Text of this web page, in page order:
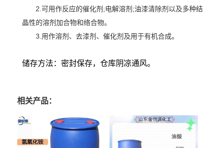
2.可用作反应的催化剂;电解溶剂;油漆清除剂以及多种结
晶性的溶剂加合物和络合物。
3.用作溶剂、去漆剂、催化剂及用于有机合成。
储存方法：密封保存，仓库阴凉通风。
相关产品：